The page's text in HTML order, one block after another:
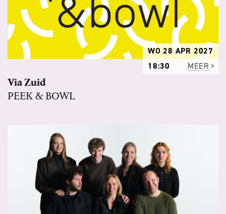
WO 28 APR 2027
18:30
MEER
Via Zuid
PEEK & BOWL